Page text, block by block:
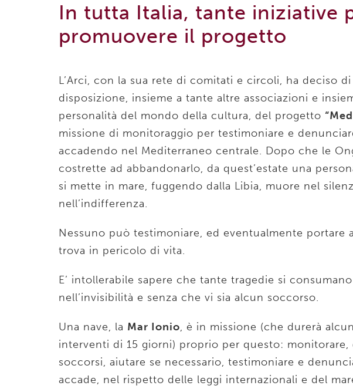
In tutta Italia, tante iniziative
promuovere il progetto
L’Arci, con la sua rete di comitati e circoli, ha deciso
disposizione, insieme a tante altre associazioni e
personalità del mondo della cultura, del progetto
missione di monitoraggio per testimoniare e
accadendo nel Mediterraneo centrale. Dopo che le
costrette ad abbandonarlo, da quest’estate una
si mette in mare, fuggendo dalla Libia, muore nel
nell’indifferenza.
Nessuno può testimoniare, ed eventualmente portare
trova in pericolo di vita.
E’ intollerabile sapere che tante tragedie si consumano
nell’invisibilità e senza che vi sia alcun soccorso.
Una nave, la Mar Ionio, è in missione (che durerà
interventi di 15 giorni) proprio per questo: monitorare,
soccorsi, aiutare se necessario, testimoniare e
accade, nel rispetto delle leggi internazionali e del